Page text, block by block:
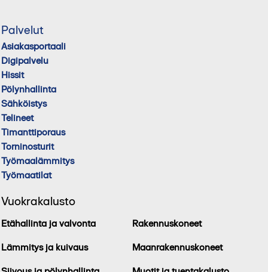
Palvelut
Asiakasportaali
Digipalvelu
Hissit
Pölynhallinta
Sähköistys
Telineet
Timanttiporaus
Torninosturit
Työmaalämmitys
Työmaatilat
Vuokrakalusto
Etähallinta ja valvonta
Lämmitys ja kuivaus
Rakennuskoneet
Maanrakennuskoneet